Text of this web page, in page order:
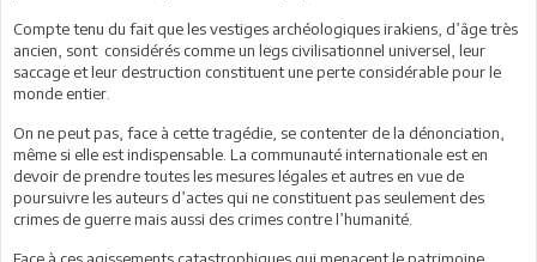
Compte tenu du fait que les vestiges archéologiques irakiens, d’âge très
ancien, sont considérés comme un legs civilisationnel universel, leur
saccage et leur destruction constituent une perte considérable pour le
monde entier.
On ne peut pas, face à cette tragédie, se contenter de la dénonciation,
même si elle est indispensable. La communauté internationale est en
devoir de prendre toutes les mesures légales et autres en vue de
poursuivre les auteurs d’actes qui ne constituent pas seulement des
crimes de guerre mais aussi des crimes contre l’humanité.